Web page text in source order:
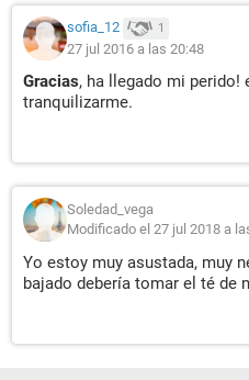
sofia_12 1
27 jul 2016 a las 20:48
Gracias, ha llegado mi perido!
tranquilizarme.
Soledad_vega
Modificado el 27 jul 2018 a
Yo estoy muy asustada, muy
bajado debería tomar el té de